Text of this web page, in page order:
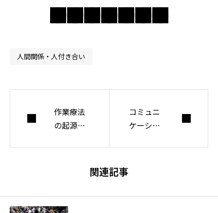
問い直し、分かり
合えない世界で人
人間関係・人付き合い
作業療法
の起源は3
コミュニ
ケーショ
少なすぎ
関連記事